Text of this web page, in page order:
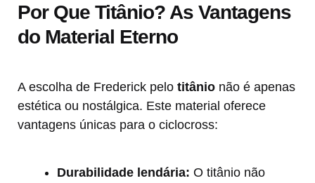
Por Que Titânio? As Vantagens
do Material Eterno
A escolha de Frederick pelo titânio não é apenas
estética ou nostálgica. Este material oferece
vantagens únicas para o ciclocross:
Durabilidade lendária: O titânio não